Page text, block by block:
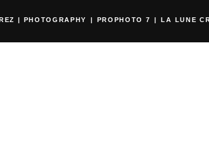
| PHOTOGRAPHY | PROPHOTO 7 | LA LUNE